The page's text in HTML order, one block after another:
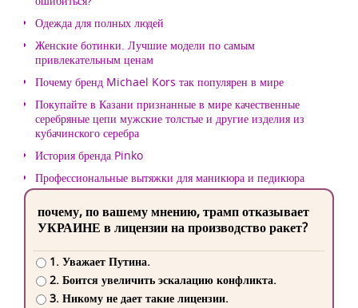
Одежда для полных людей
Женские ботинки. Лучшие модели по самым
привлекательным ценам
Почему бренд Michael Kors так популярен в мире
Покупайте в Казани признанные в мире качественные
серебряные цепи мужские толстые и другие изделия из
кубачинского серебра
История бренда Pinko
Профессиональные вытяжки для маникюра и педикюра
почему, по вашему мнению, трамп отказывает
УКРАИНЕ в лицензии на производство ракет?
1. Уважает Путина.
2. Боится увеличить эскалацию конфликта.
3. Никому не дает такие лицензии.